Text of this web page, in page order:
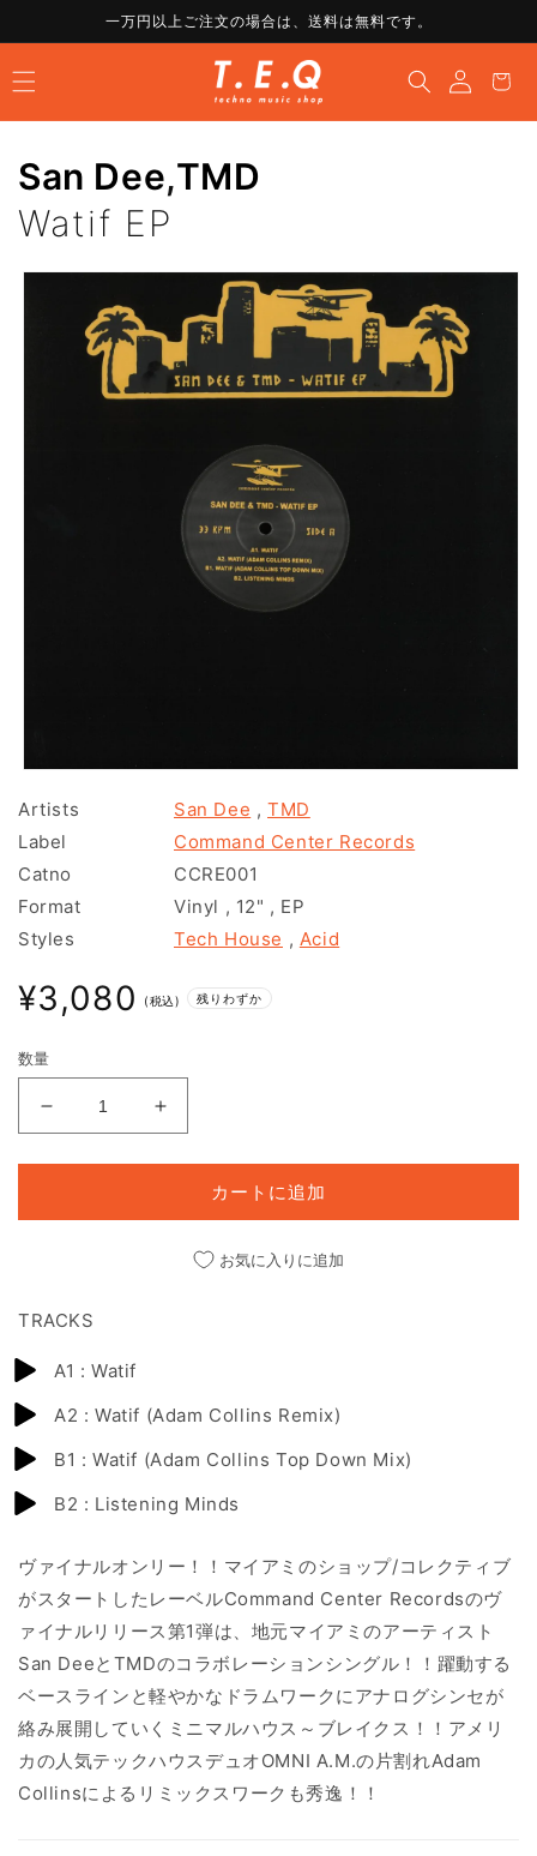
進む
一万円以上ご注文の場合は、送料は無料です。
グ
イ
ン
ー
San Dee,TMD
Watif EP
商品情
ー
ル
で
メ
デ
ィ
ア
を
開
Artists San Dee ,TMD
Label
Command Center Records
Catno
CCRE001
Format
Vinyl , 12" , EP
Styles
Tech House , Acid
通
常
価
格
¥3,080 (税込) 残りわずか
数量
EP
の
量
ら
Watif
EP
の
量
カートに追加
お気に入りに追加
TRACKS
A1 : Watif
A2 : Watif (Adam Collins Remix)
B1 : Watif (Adam Collins Top Down Mix)
B2 : Listening Minds
ヴァイナルオンリー！！マイアミのショップ/コレクティブ
がスタートしたレーベルCommand Center Recordsのヴ
ァイナルリリース第1弾は、地元マイアミのアーティスト
San Deeと TMDのコラボレーションシングル！！躍動する
ベースラインと軽やかなドラムワークにアナログシンセが
絡み展開していくミニマルハウス～ブレイクス！！アメリ
カの人気テックハウスデュオOMNI A.M.の片割れAdam
Collinsによるリミックスワークも秀逸！！